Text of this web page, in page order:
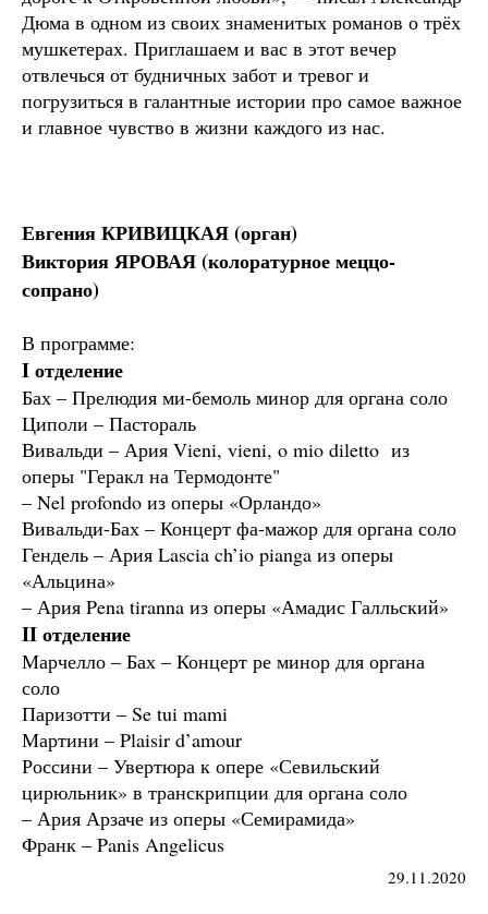
Дюма в одном из своих знаменитых романов о трёх
мушкетерах. Приглашаем и вас в этот вечер
отвлечься от будничных забот и тревог и
погрузиться в галантные истории про самое важное
и главное чувство в жизни каждого из нас.
Евгения КРИВИЦКАЯ (орган)
Виктория ЯРОВАЯ (колоратурное меццо-
сопрано)
В программе:
I отделение
Бах – Прелюдия ми-бемоль минор для органа соло
Циполи – Пастораль
Вивальди – Ария Vieni, vieni, o mio diletto из
оперы "Геракл на Термодонте"
– Nel profondo из оперы «Орландо»
Вивальди-Бах – Концерт фа-мажор для органа соло
Гендель – Ария Lascia ch’io pianga из оперы
«Альцина»
– Ария Pena tiranna из оперы «Амадис Галльский»
II отделение
Марчелло – Бах – Концерт ре минор для органа
соло
Паризотти – Se tui mami
Мартини – Plaisir d’amour
Россини – Увертюра к опере «Севильский
цирюльник» в транскрипции для органа соло
– Ария Арзаче из оперы «Семирамида»
Франк – Panis Angelicus
29.11.2020